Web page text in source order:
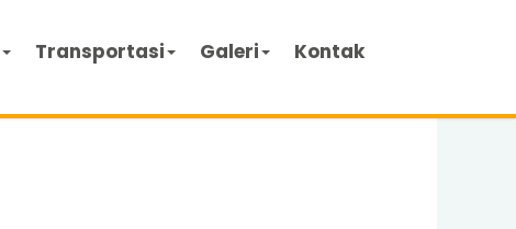
Transportasi Galeri Kontak